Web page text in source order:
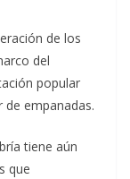
de los
del
popular
de empanadas.
tiene aún
que